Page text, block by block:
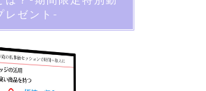
レゼント-